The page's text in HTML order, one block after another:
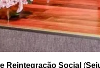
Reintegração Social (